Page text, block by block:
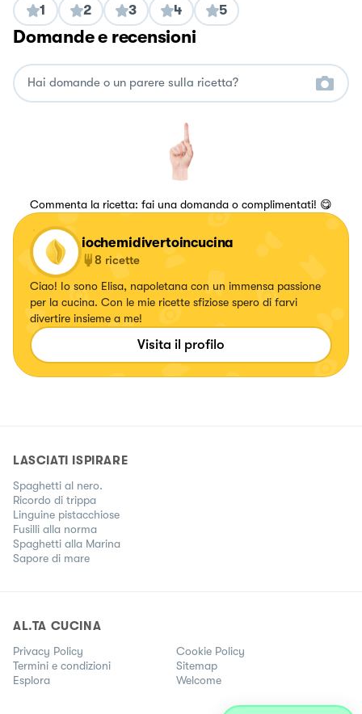
1 2 3 4 5
Domande e recensioni
Commenta la ricetta: fai una domanda o complimentati! 😋
iochemidivertoincucina
8 ricette
Ciao! Io sono Elisa, napoletana con un immensa passione
per la cucina. Con le mie ricette sfiziose spero di farvi
divertire insieme a me!
Visita il profilo
LASCIATI ISPIRARE
Spaghetti al nero.
Ricordo di trippa
Linguine pistacchiose
Fusilli alla norma
Spaghetti alla Marina
Sapore di mare
AL.TA CUCINA
Privacy Policy
Cookie Policy
Termini e condizioni
Sitemap
Esplora
Welcome